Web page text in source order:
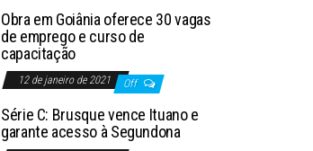
Obra em Goiânia oferece 30 vagas
de emprego e curso de
capacitação
12 de janeiro de 2021 Off
Série C: Brusque vence Ituano e
garante acesso à Segundona